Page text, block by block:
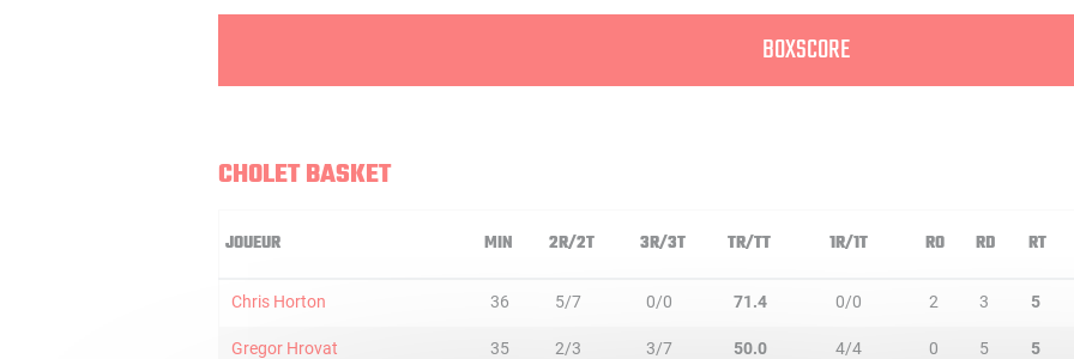
BOXSCORE
CHOLET BASKET
JOUEUR MIN 2R/2T 3R/3T TR/TT 1R/1T RO RD RT
Chris Horton 36 5/7 0/0 71.4 0/0 2 3 5
Gregor Hrovat 35 2/3 3/7 50.0 4/4 0 5 5